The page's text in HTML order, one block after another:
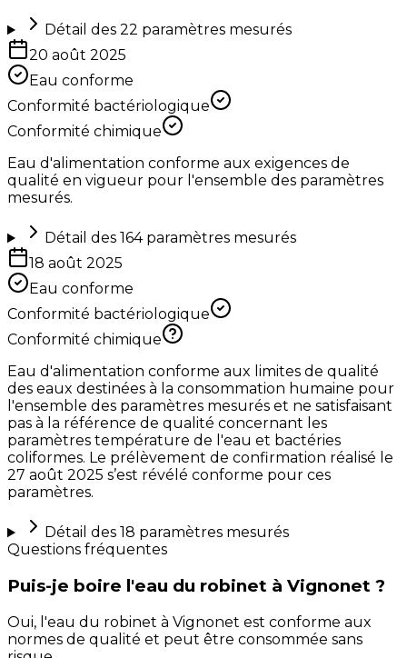
Détail des 22 paramètres mesurés
20 août 2025
Eau conforme
Conformité bactériologique
Conformité chimique
Eau d'alimentation conforme aux exigences de
qualité en vigueur pour l'ensemble des paramètres
mesurés.
Détail des 164paramètres mesurés
18 août 2025
Eau conforme
Conformité bactériologique
Conformité chimique
Eau d'alimentation conforme aux limites de qualité
des eaux destinées à la consommation humaine pour
l'ensemble des paramètres mesurés et ne satisfaisant
pas à la référence de qualité concernant les
paramètres température de l'eau et bactéries
coliformes. Le prélèvement de confirmation réalisé le
27 août 2025 s’est révélé conforme pour ces
paramètres.
Détail des 18 paramètres mesurés
Questions fréquentes
Puis-je boire l'eau du robinet à Vignonet ?
Oui, l'eau du robinet à Vignonet est conforme aux
normes de qualité et peut être consommée sans